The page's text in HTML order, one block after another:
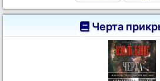
Черта